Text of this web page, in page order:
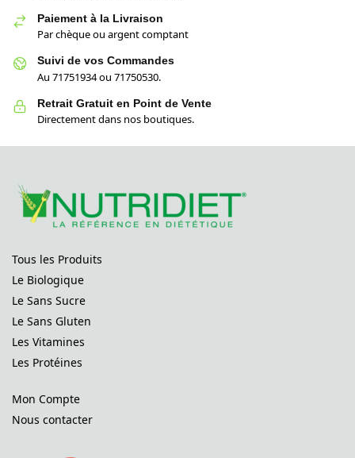
Paiement à la Livraison
Par chèque ou argent comptant
Suivi de vos Commandes
Au 71751934 ou 71750530.
Retrait Gratuit en Point de Vente
Directement dans nos boutiques.
Tous les Produits
Le Biologique
Le Sans Sucre
Le Sans Gluten
Les Vitamines
Les Protéines
Mon Compte
Nous contacter